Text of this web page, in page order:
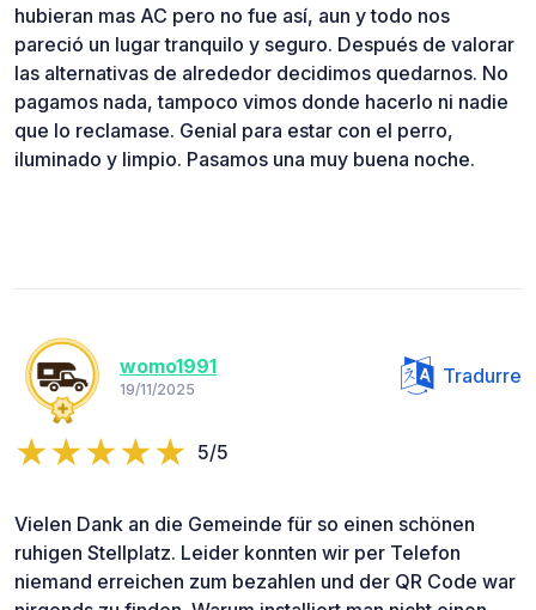
hubieran mas AC pero no fue así, aun y todo nos
pareció un lugar tranquilo y seguro. Después de valorar
las alternativas de alrededor decidimos quedarnos. No
pagamos nada, tampoco vimos donde hacerlo ni nadie
que lo reclamase. Genial para estar con el perro,
iluminado y limpio. Pasamos una muy buena noche.
womo1991
19/11/2025
Tradurre
5/5
Vielen Dank an die Gemeinde für so einen schönen
ruhigen Stellplatz. Leider konnten wir per Telefon
niemand erreichen zum bezahlen und der QR Code war